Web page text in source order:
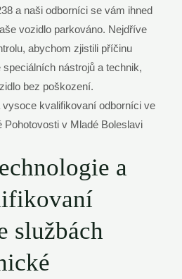
a naši odborníci se vám ihned
vozidlo parkováno. Nejdříve
abychom zjistili příčinu
nástrojů a technik,
bez poškození.
a
službách